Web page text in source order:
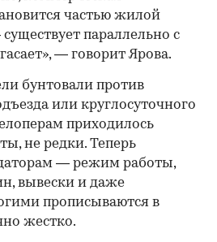
частью жилой
параллельно с
— говорит Ярова.
бунтовали против
или круглосуточного
приходилось
не редки. Теперь
— режим работы,
вывески и даже
прописываются в
жестко.